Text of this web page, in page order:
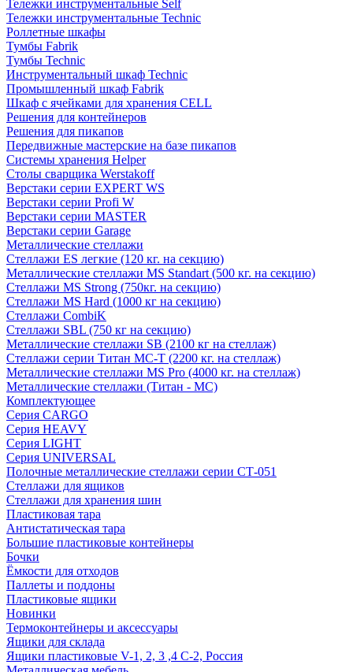
Тележки инструментальные Self
Тележки инструментальные Technic
Роллетные шкафы
Тумбы Fabrik
Тумбы Technic
Инструментальный шкаф Technic
Промышленный шкаф Fabrik
Шкаф с ячейками для хранения CELL
Решения для контейнеров
Решения для пикапов
Передвижные мастерские на базе пикапов
Системы хранения Helper
Столы сварщика Werstakoff
Верстаки серии EXPERT WS
Верстаки серии Profi W
Верстаки серии MASTER
Верстаки серии Garage
Металлические стеллажи
Стеллажи ES легкие (120 кг. на секцию)
Металлические стеллажи MS Standart (500 кг. на секцию)
Стеллажи MS Strong (750кг. на секцию)
Стеллажи MS Hard (1000 кг на секцию)
Стеллажи CombiK
Стеллажи SBL (750 кг на секцию)
Металлические стеллажи SB (2100 кг на стеллаж)
Стеллажи серии Титан МС-Т (2200 кг. на стеллаж)
Металлические стеллажи MS Pro (4000 кг. на стеллаж)
Металлические стеллажи (Титан - МС)
Комплектующее
Серия CARGO
Серия HEAVY
Серия LIGHT
Серия UNIVERSAL
Полочные металлические стеллажи серии СТ-051
Стеллажи для ящиков
Стеллажи для хранения шин
Пластиковая тара
Антистатическая тара
Большие пластиковые контейнеры
Бочки
Ёмкости для отходов
Паллеты и поддоны
Пластиковые ящики
Новинки
Термоконтейнеры и аксессуары
Ящики для склада
Ящики пластиковые V-1, 2, 3 ,4 С-2, Россия